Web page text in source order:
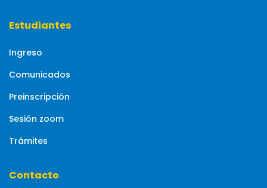
Estudiantes
Ingreso
Comunicados
Preinscripción
Sesión zoom
Trámites
Contacto